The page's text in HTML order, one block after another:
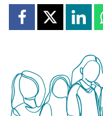
Jaa Facebookissa
Jaa X:ssäJaa